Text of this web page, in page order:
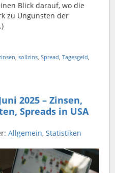
Blick darauf, wo die
zu Ungunsten der
sollzins Spread Tagesgeld
2025 – Zinsen,
Spreads in USA
Allgemein, Statistiken